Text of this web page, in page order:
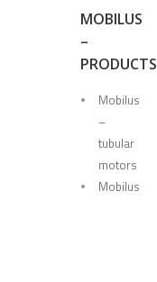
MOBILUS
–
PRODUCTS
Mobilus
–
tubular
motors
Mobilus